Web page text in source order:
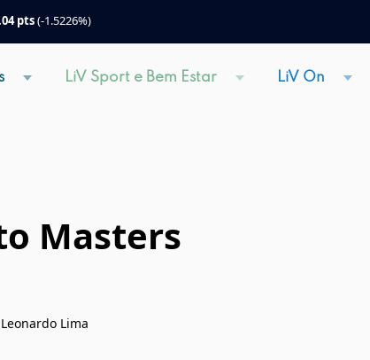
pts(-1.5226%)
LiV Sport e Bem Estar LiV On
Masters
Lima